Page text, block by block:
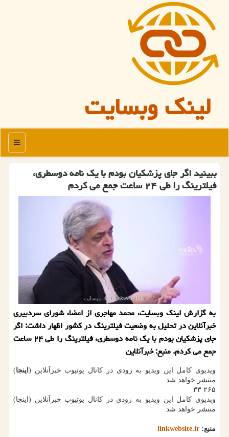
لینک وبسایت
منو
ببینید اگر جای پزشکیان بودم با یک نامه دوسطری،
فیلترینگ را طی ۲۴ ساعت جمع می کردم
به گزارش لینک وبسایت، محمد مهاجری از اعضاء شورای سردبیری
خبرآنلاین در تحلیل به وضعیت فیلترینگ در کشور اظهار داشت: اگر
جای پزشکیان بودم با یک نامه دوسطری، فیلترینگ را طی ۲۴ ساعت
جمع می کردم. منبع: خبرآنلاین
ویدیوی کامل این ویدیو به زودی در کانال یوتیوب خبرآنلاین ( اینجا)
منتشر خواهد شد.
۲۶۵ ۳۳
ویدیوی کامل این ویدیو به زودی در کانال یوتیوب خبرآنلاین (اینجا)
منتشر خواهد شد.
منبع: linkwebsite.ir